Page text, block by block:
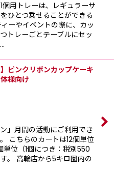
個用トレーは、レギュラーサ
ひとつ乗せることができる
ーやイベントの際に、カッ
トレーごとテーブルにセッ
】ピンクリボンカップケーキ
様向け
」月間の活動にご利用でき
こちらのカートは12個単位
単位（1個につき：税別550
。 高輪店から5キロ圏内の